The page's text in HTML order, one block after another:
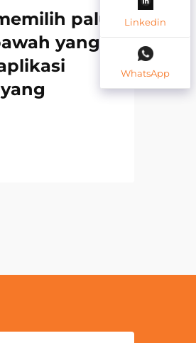
palu
yang
Linkedin
WhatsApp